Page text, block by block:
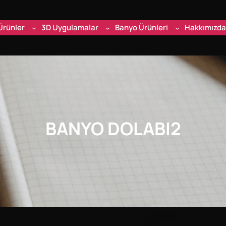
3D Uygulamalar Banyo Ürünleri Hakkımızda
BANYO DOLABI2